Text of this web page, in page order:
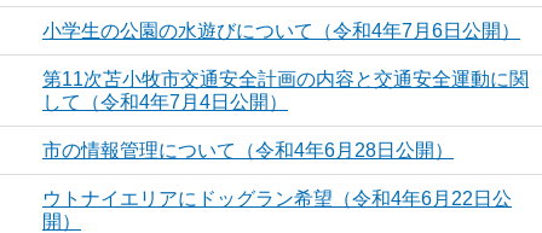
小学生の公園の水遊びについて（令和4年7月6日公開）
第11次苫小牧市交通安全計画の内容と交通安全運動に関
して（令和4年7月4日公開）
市の情報管理について（令和4年6月28日公開）
ウトナイエリアにドッグラン希望（令和4年6月22日公
開）